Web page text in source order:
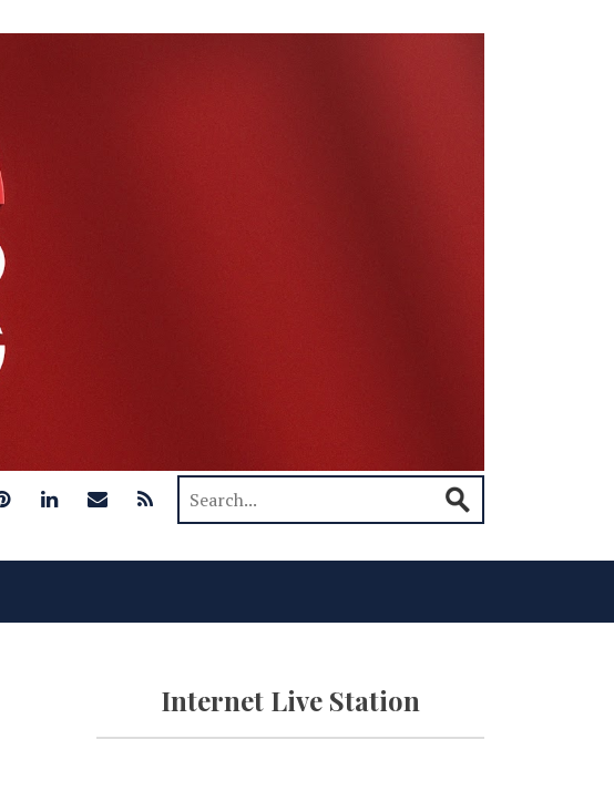
Internet Live Station